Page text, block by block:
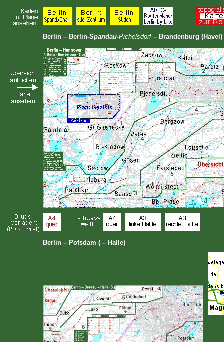
Berlin – Berlin-Spandau-Pichelsdorf– Brandenburg (Havel)
Berlin – Potsdam ( – Halle)